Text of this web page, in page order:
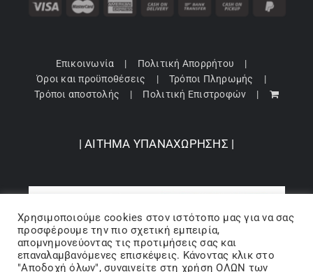
Επικοινωνία
Πολιτική Απορρήτου
Όροι και προϋποθέσεις
Τρόποι Πληρωμής
Τρόποι αποστολής
Πολιτική Επιστροφών
| ΑΙΤΗΜΑ ΥΠΑΝΑΧΩΡΗΣΗΣ |
Χρησιμοποιούμε cookies στον ιστότοπo μας για να σας
προσφέρουμε την πιο σχετική εμπειρία,
απομνημονεύοντας τις προτιμήσεις σας και
επαναλαμβανόμενες επισκέψεις. Κάνοντας κλικ στο
"Αποδοχή όλων", συναινείτε στη χρήση ΟΛΩΝ των